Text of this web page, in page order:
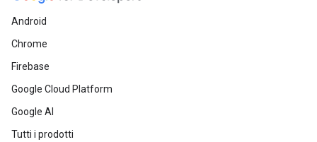
Android
Chrome
Firebase
Google Cloud Platform
Google AI
Tutti i prodotti